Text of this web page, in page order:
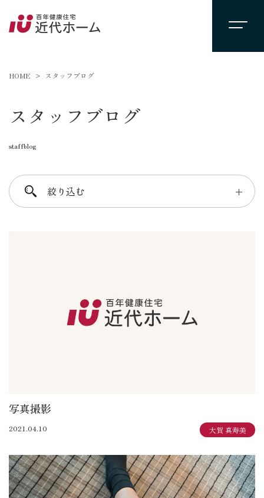
HOME スタッフブログ
スタッフブログ
staffblog
絞り込む ＋
加田 奈美：子育てママのデザインダイアリー
岩崎 達也：岩ブロ
石渡 秀樹：建築士日記
写真撮影
2021.04.10 大賀 真寿美